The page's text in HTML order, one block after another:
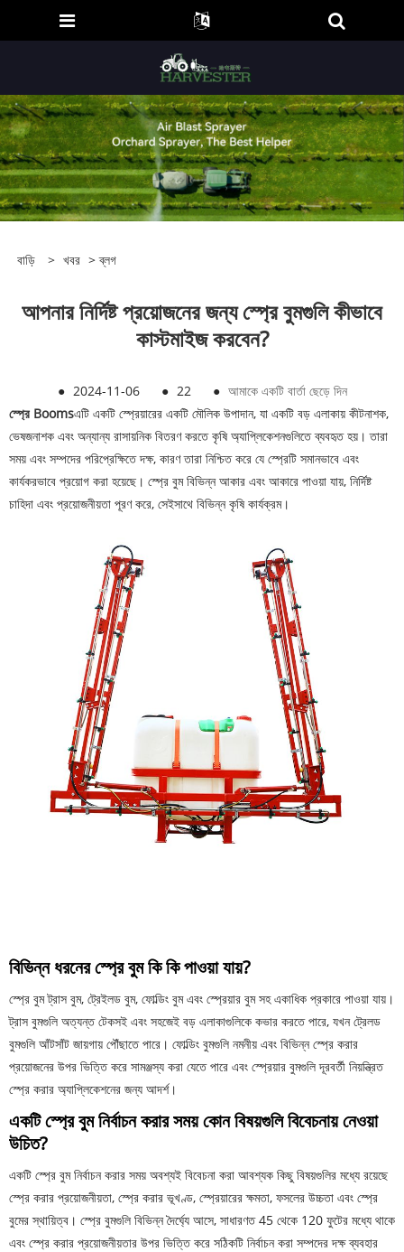
বাড়ি > খবর >ব্লগ
আপনার নির্দিষ্ট প্রয়োজনের জন্য স্প্রে বুমগুলি কীভাবে
কাস্টমাইজ করবেন?
● 2024-11-06 ● 22 ● আমাকে একটি বার্তা ছেড়ে দিন
স্প্রে Boomsএটি একটি স্প্রেয়ারের একটি মৌলিক উপাদান, যা একটি বড় এলাকায় কীটনাশক,
ভেষজনাশক এবং অন্যান্য রাসায়নিক বিতরণ করতে কৃষি অ্যাপ্লিকেশনগুলিতে ব্যবহৃত হয়। তারা
সময় এবং সম্পদের পরিপ্রেক্ষিতে দক্ষ, কারণ তারা নিশ্চিত করে যে স্প্রেটি সমানভাবে এবং
কার্যকরভাবে প্রয়োগ করা হয়েছে। স্প্রে বুম বিভিন্ন আকার এবং আকারে পাওয়া যায়, নির্দিষ্ট
চাহিদা এবং প্রয়োজনীয়তা পূরণ করে, সেইসাথে বিভিন্ন কৃষি কার্যক্রম।
বিভিন্ন ধরনের স্প্রে বুম কি কি পাওয়া যায়?
স্প্রে বুম ট্রাস বুম, ট্রেইলড বুম, ফোল্ডিং বুম এবং স্প্রেয়ার বুম সহ একাধিক প্রকারে পাওয়া যায়।
ট্রাস বুমগুলি অত্যন্ত টেকসই এবং সহজেই বড় এলাকাগুলিকে কভার করতে পারে, যখন ট্রেলড
বুমগুলি আঁটসাঁট জায়গায় পৌঁছাতে পারে। ফোল্ডিং বুমগুলি নমনীয় এবং বিভিন্ন স্প্রে করার
প্রয়োজনের উপর ভিত্তি করে সামঞ্জস্য করা যেতে পারে এবং স্প্রেয়ার বুমগুলি দূরবর্তী নিয়ন্ত্রিত
স্প্রে করার অ্যাপ্লিকেশনের জন্য আদর্শ।
একটি স্প্রে বুম নির্বাচন করার সময় কোন বিষয়গুলি বিবেচনায় নেওয়া
উচিত?
একটি স্প্রে বুম নির্বাচন করার সময় অবশ্যই বিবেচনা করা আবশ্যক কিছু বিষয়গুলির মধ্যে রয়েছে
স্প্রে করার প্রয়োজনীয়তা, স্প্রে করার ভূখণ্ড, স্প্রেয়ারের ক্ষমতা, ফসলের উচ্চতা এবং স্প্রে
বুমের স্থায়িত্ব। স্প্রে বুমগুলি বিভিন্ন দৈর্ঘ্যে আসে, সাধারণত 45 থেকে 120 ফুটের মধ্যে থাকে
এবং স্প্রে করার প্রয়োজনীয়তার উপর ভিত্তি করে সঠিকটি নির্বাচন করা সম্পদের দক্ষ ব্যবহার